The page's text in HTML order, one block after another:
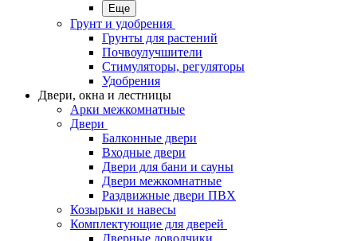
Еще
Грунт и удобрения
Грунты для растений
Почвоулучшители
Стимуляторы, регуляторы
Удобрения
Двери, окна и лестницы
Арки межкомнатные
Двери
Балконные двери
Входные двери
Двери для бани и сауны
Двери межкомнатные
Раздвижные двери ПВХ
Козырьки и навесы
Комплектующие для дверей
Дверные доводчики